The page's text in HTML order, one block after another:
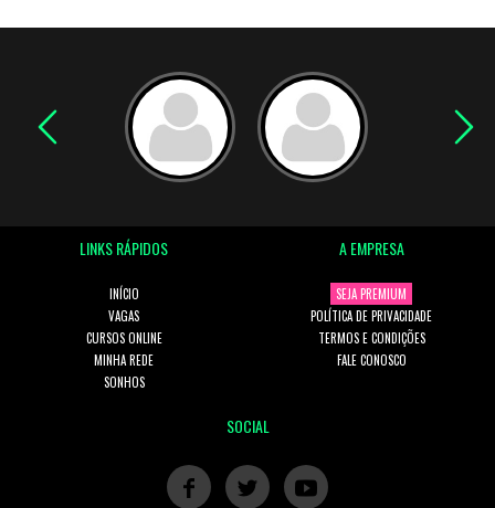
LINKS RÁPIDOS
INÍCIO
VAGAS
CURSOS ONLINE
MINHA REDE
SONHOS
A EMPRESA
SEJA PREMIUM
POLÍTICA DE PRIVACIDADE
TERMOS E CONDIÇÕES
FALE CONOSCO
SOCIAL